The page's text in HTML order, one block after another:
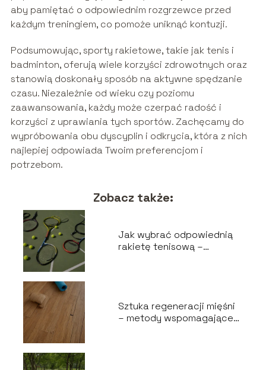
aby pamiętać o odpowiednim rozgrzewce przed
każdym treningiem, co pomoże uniknąć kontuzji.
Podsumowując, sporty rakietowe, takie jak tenis i
badminton, oferują wiele korzyści zdrowotnych oraz
stanowią doskonały sposób na aktywne spędzanie
czasu. Niezależnie od wieku czy poziomu
zaawansowania, każdy może czerpać radość i
korzyści z uprawiania tych sportów. Zachęcamy do
wypróbowania obu dyscyplin i odkrycia, która z nich
najlepiej odpowiada Twoim preferencjom i
potrzebom.
Zobacz także:
Jak wybrać odpowiednią
rakietę tenisową –
Sztuka regeneracji mięśni
– metody wspomagające